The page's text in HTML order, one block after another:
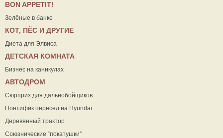
ВON APPETIT!
Зелёные в банке
КОТ, ПЁС И ДРУГИЕ
Диета для Элвиса
ДЕТСКАЯ КОМНАТА
Бизнес на каникулах
АВТОДРОМ
Сюрприз для дальнобойщиков
Понтифик пересел на Hyundai
Деревянный трактор
Союзнические “покатушки”